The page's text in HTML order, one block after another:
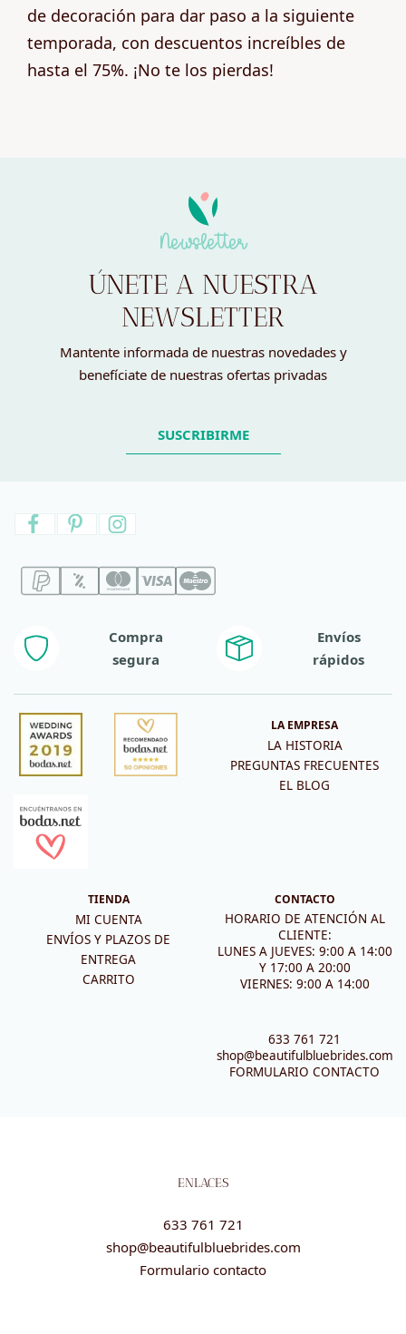
de decoración para dar paso a la siguiente
temporada, con descuentos increíbles de
hasta el 75%. ¡No te los pierdas!
Newsletter
ÚNETE A NUESTRA
NEWSLETTER
Mantente informada de nuestras novedades y
benefíciate de nuestras ofertas privadas
SUSCRIBIRME
Compra
segura
Envíos
rápidos
LA EMPRESA
LA HISTORIA
PREGUNTAS FRECUENTES
EL BLOG
TIENDA
MI CUENTA
ENVÍOS Y PLAZOS DE
ENTREGA
CARRITO
CONTACTO
HORARIO DE ATENCIÓN AL
CLIENTE:
LUNES A JUEVES: 9:00 A 14:00
Y 17:00 A 20:00
VIERNES: 9:00 A 14:00
633 761 721
shop@beautifulbluebrides.com
FORMULARIO CONTACTO
ENLACES
633 761 721
shop@beautifulbluebrides.com
Formulario contacto